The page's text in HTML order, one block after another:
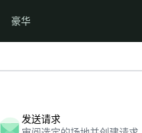
豪华
发送请求